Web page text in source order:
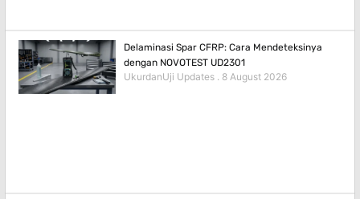
Delaminasi Spar CFRP: Cara Mendeteksinya
dengan NOVOTEST UD2301
UkurdanUji Updates 8 August 2026